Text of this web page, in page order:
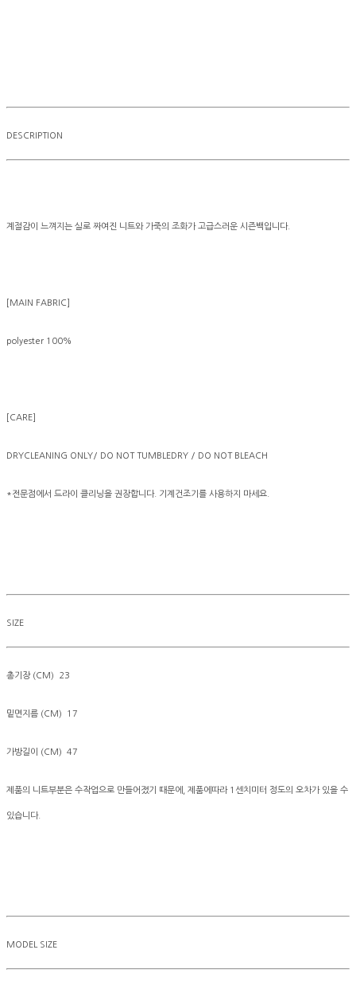
DESCRIPTION
계절감이 느껴지는 실로 짜여진 니트와 가죽의 조화가 고급스러운 시즌백입니다.
[MAIN FABRIC]
polyester 100%
[CARE]
DRYCLEANING ONLY/ DO NOT TUMBLEDRY / DO NOT BLEACH
*전문점에서 드라이 클리닝을 권장합니다. 기계건조기를 사용하지 마세요.
SIZE
총기장 (CM) 23
밑면지름 (CM) 17
가방길이 (CM) 47
제품의 니트부분은 수작업으로 만들어졌기 때문에, 제품에따라 1센치미터 정도의 오차가 있을 수
있습니다.
MODEL SIZE